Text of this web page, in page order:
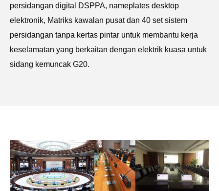
persidangan digital DSPPA, nameplates desktop
elektronik, Matriks kawalan pusat dan 40 set sistem
persidangan tanpa kertas pintar untuk membantu kerja
keselamatan yang berkaitan dengan elektrik kuasa untuk
sidang kemuncak G20.